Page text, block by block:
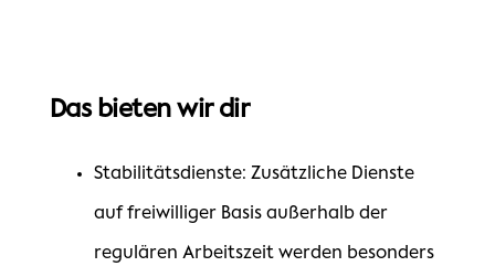
Das bieten wir dir
Stabilitätsdienste: Zusätzliche Dienste
auf freiwilliger Basis außerhalb der
regulären Arbeitszeit werden besonders